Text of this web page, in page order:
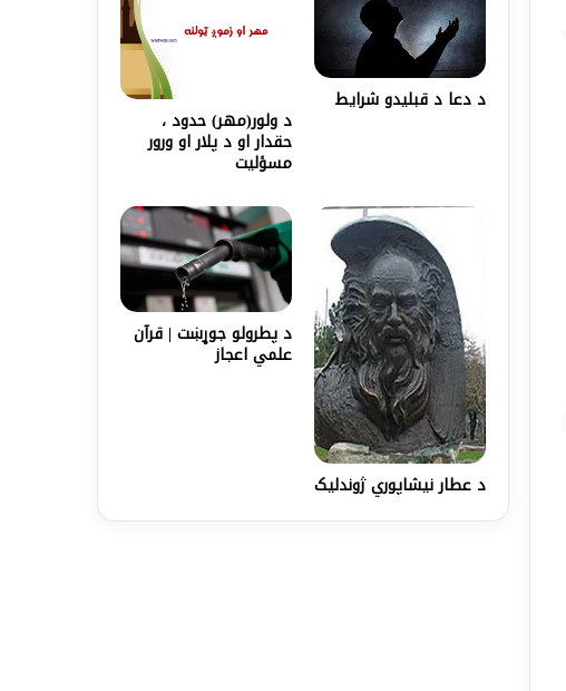
د دعا د قبليدو شرايط
د ولور(مهر) حدود ،
حقدار او د پلار او ورور
مسؤليت
د عطار نيشاپوري ژوندلیک
د پطرولو جوړښت | قرآن
علمي اعجاز